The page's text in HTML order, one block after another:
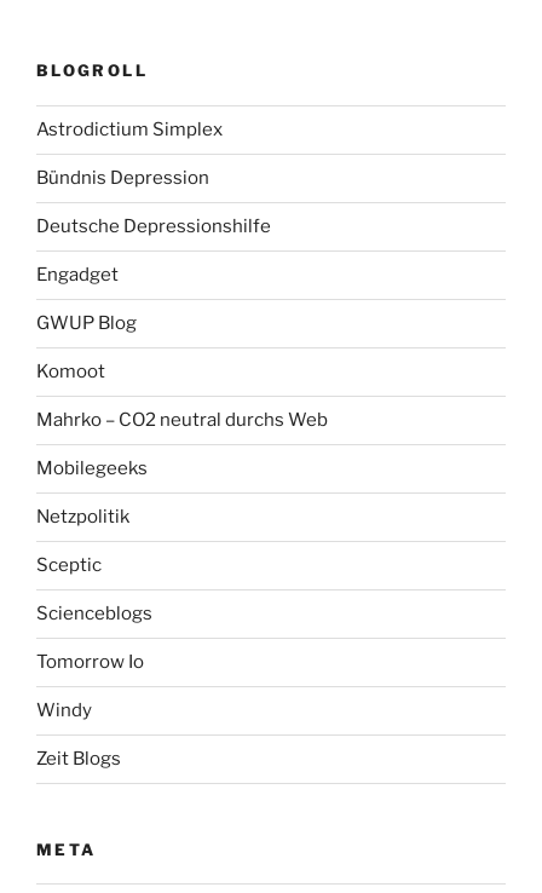
BLOGROLL
Astrodictium Simplex
Bündnis Depression
Deutsche Depressionshilfe
Engadget
GWUP Blog
Komoot
Mahrko – CO2 neutral durchs Web
Mobilegeeks
Netzpolitik
Sceptic
Scienceblogs
Tomorrow Io
Windy
Zeit Blogs
META